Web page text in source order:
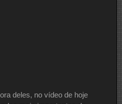
deles, no vídeo de hoje